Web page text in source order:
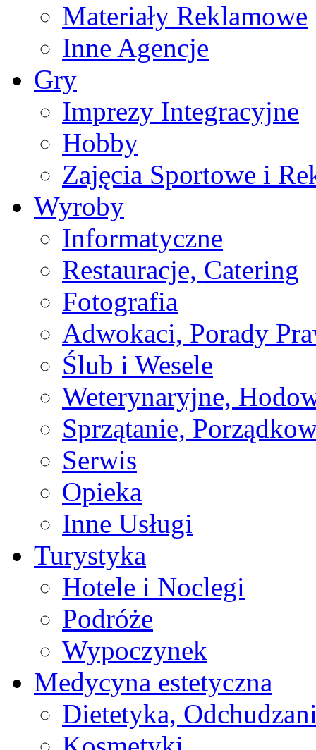
Materiały Reklamowe
Inne Agencje
Gry
Imprezy Integracyjne
Hobby
Zajęcia Sportowe i
Wyroby
Informatyczne
Restauracje, Catering
Fotografia
Adwokaci, Porady
Ślub i Wesele
Weterynaryjne,
Sprzątanie,
Serwis
Opieka
Inne Usługi
Turystyka
Hotele i Noclegi
Podróże
Wypoczynek
Medycyna estetyczna
Dietetyka,